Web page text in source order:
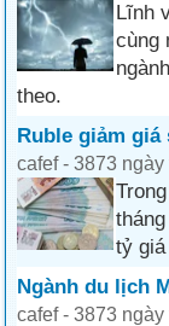
Lĩnh
cùng
theo.
Ruble giảm giá
cafef - 3873
tỷ
Ngành du lịch
cafef - 3873